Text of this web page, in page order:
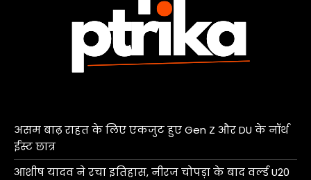
असम बाढ़ राहत के लिए एकजुट हुए Gen Z और DU के नॉर्थ
ईस्ट छात्र
आशीष यादव ने रचा इतिहास, नीरज चोपड़ा के बाद वर्ल्ड U20